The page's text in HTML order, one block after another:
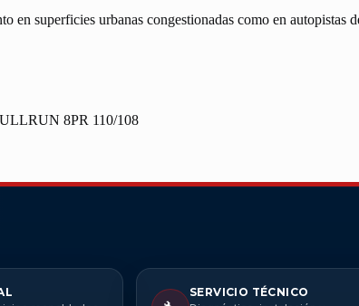
superficies urbanas congestionadas como en
8PR 110/108
SERVICIO TÉCNICO